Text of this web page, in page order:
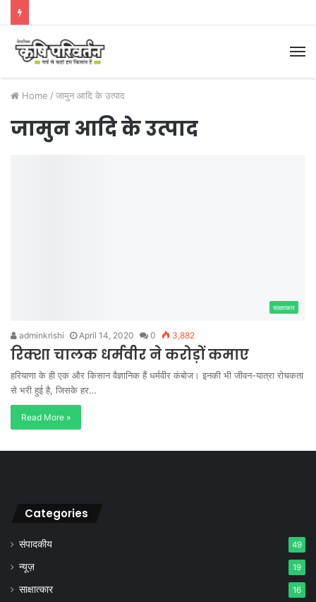
Home / जामुन आदि के उत्पाद
जामुन आदि के उत्पाद
साक्षात्कार
adminkrishi April 14, 2020 0 3,882
रिक्शा चालक धर्मवीर ने करोड़ों कमाए
हरियाणा के ही एक और किसान वैज्ञानिक हैं धर्मवीर कंबोज। इनकी भी जीवन-यात्रा रोचकता
से भरी हुई है, जिसके हर…
Read More »
Categories
संपादकीय 49
न्यूज़ 19
साक्षात्कार 16